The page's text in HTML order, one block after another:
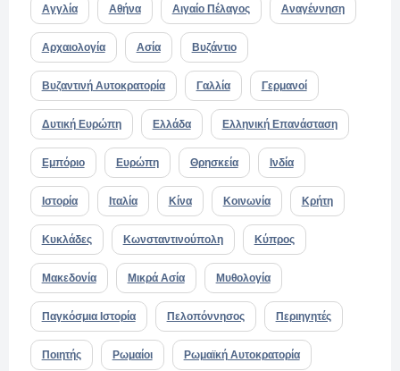
Αγγλία Αθήνα Αιγαίο Πέλαγος Αναγέννηση
Αρχαιολογία Ασία Βυζάντιο
Βυζαντινή Αυτοκρατορία Γαλλία Γερμανοί
Δυτική Ευρώπη Ελλάδα Ελληνική Επανάσταση
Εμπόριο Ευρώπη Θρησκεία Ινδία
Ιστορία Ιταλία Κίνα Κοινωνία Κρήτη
Κυκλάδες Κωνσταντινούπολη Κύπρος
Μακεδονία Μικρά Ασία Μυθολογία
Παγκόσμια Ιστορία Πελοπόννησος Περιηγητές
Ποιητής Ρωμαίοι Ρωμαϊκή Αυτοκρατορία